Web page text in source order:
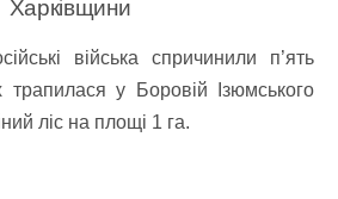
Харківщини
війська спричинили п’ять
у Боровій Ізюмського
ліс на площі 1 га.